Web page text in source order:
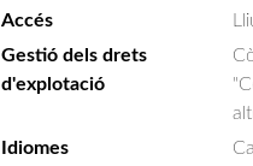
Accés
Gestió dels drets
d'explotació
Idiomes